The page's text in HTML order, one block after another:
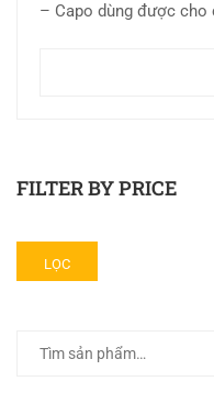
– Capo dùng được
FILTER BY PRICE
LỌC